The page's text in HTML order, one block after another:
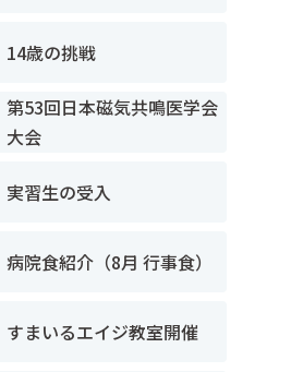
14歳の挑戦
第53回日本磁気共鳴医学会
大会
実習生の受入
病院食紹介（8月 行事食）
すまいるエイジ教室開催